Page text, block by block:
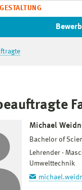
GESTALTUNG
Michael
Bachelor of
Lehrender
Umwelttechnik